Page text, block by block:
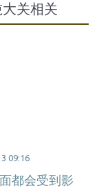
关相关
09:16
都会受到影